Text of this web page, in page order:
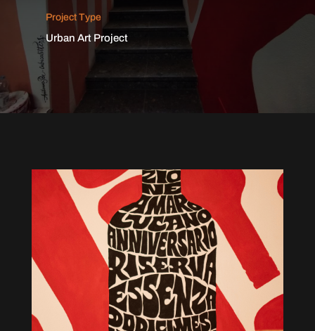
Project Type
Urban Art Project